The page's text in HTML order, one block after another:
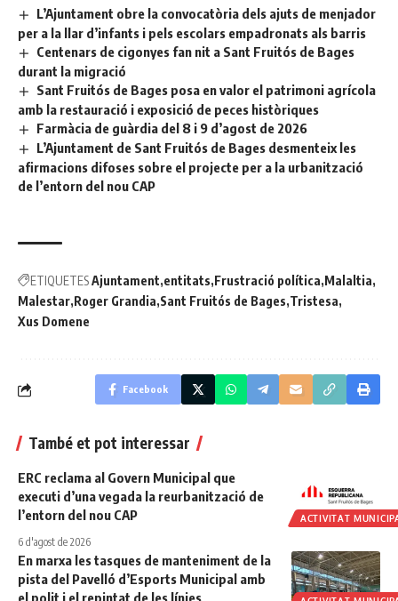
L’Ajuntament obre la convocatòria dels ajuts de menjador
per a la llar d’infants i pels escolars empadronats als barris
Centenars de cigonyes fan nit a Sant Fruitós de Bages
durant la migració
Sant Fruitós de Bages posa en valor el patrimoni agrícola
amb la restauració i exposició de peces històriques
Farmàcia de guàrdia del 8 i 9 d’agost de 2026
L’Ajuntament de Sant Fruitós de Bages desmenteix les
afirmacions difoses sobre el projecte per a la urbanització
de l’entorn del nou CAP
ETIQUETESAjuntament entitats Frustració política Malaltia
Malestar Roger Grandia Sant Fruitós de Bages Tristesa
Xus Domene
Facebook
També et pot interessar
ACTIVITAT
ERC reclama al Govern Municipal que
executi d’una vegada la reurbanització de
l’entorn del nou CAP
6 d'agost de 2026
En marxa les tasques de manteniment de la
pista del Pavelló d’Esports Municipal amb
el polit i el repintat de les línies